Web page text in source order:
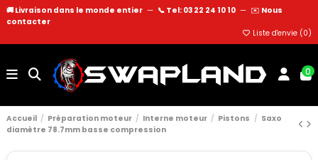
🚚 Livraison dans le monde entier — 📞 Tel: 03 22 24 10 10 — ✉️ Nous
contacter
Liste d'envie (0)
0
Accueil Préparation moteur Interne moteur Pistons
Saxo
diamètre 78.7mm basse compression